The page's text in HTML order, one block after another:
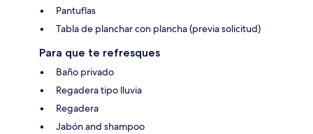
Pantuflas
Tabla de planchar con plancha (previa solicitud)
Para que te refresques
Baño privado
Regadera tipo lluvia
Regadera
Jabón and shampoo